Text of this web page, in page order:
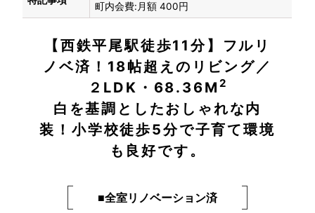
町内会費:月額 400円
【西鉄平尾駅徒歩11分】フルリ
ノベ済！18帖超えのリビング／
２LDK・68.36M 2
白を基調としたおしゃれな内
装！小学校徒歩5分で子育て環境
も良好です。
■全室リノベーション済